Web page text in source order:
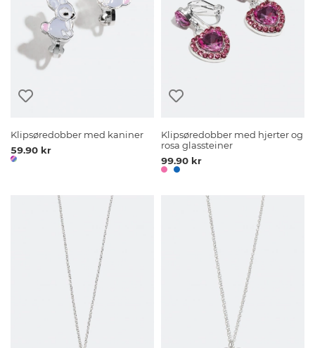
Klipsøredobber med kaniner
59.90 kr
Klipsøredobber med hjerter og
rosa glassteiner
99.90 kr